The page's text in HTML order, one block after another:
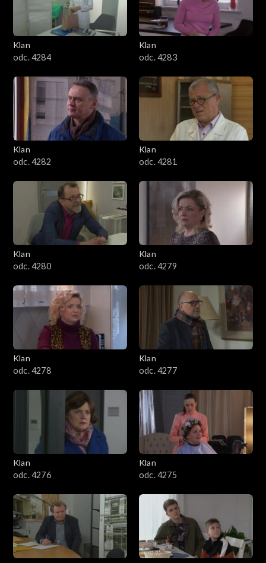
1701–1800
1601–1700
1501–1600
1401–1500
1301–1400
1201–1300
1101–1200
1001–1100
901–1000
801–900
701–800
601–700
501–600
301–400
201–300
101–200
1–100
Klan
odc. 4284
Klan
odc. 4283
Klan
odc. 4282
Klan
odc. 4281
Klan
odc. 4280
Klan
odc. 4279
Klan
odc. 4278
Klan
odc. 4277
Klan
odc. 4276
Klan
odc. 4275